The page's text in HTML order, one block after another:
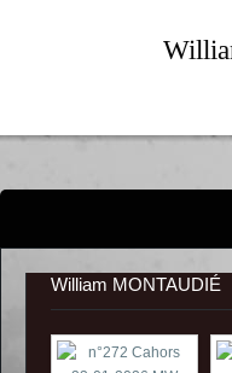
ATELIER-GALERIE
CANDIDATURES
William MONTAUDIÉ